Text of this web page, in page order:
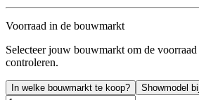
Voorraad in de bouwmarkt
Selecteer jouw bouwmarkt om de
controleren.
In welke bouwmarkt te koop? Showmodel